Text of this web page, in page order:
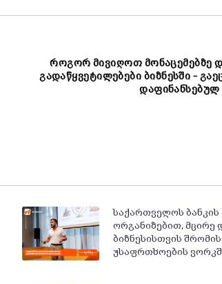
როგორ მივიღოთ მონაცემებზე
გადაწყვეტილებები ბიზნესში –
დაფინანსებულ
საქართველოს ბანკის
ორგანიზებით, მცირე
ბიზნესისთვის შრომის
უსაფრთხოების